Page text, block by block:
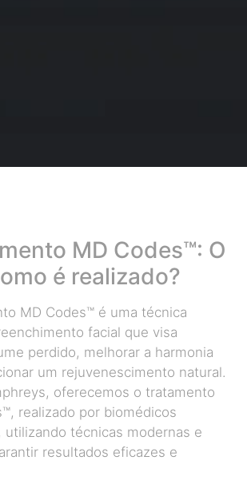
MD Codes™: O
é realizado?
MD Codes™ é uma técnica
facial que visa
perdido, melhorar a harmonia
um rejuvenescimento natural.
oferecemos o tratamento
realizado por biomédicos
utilizando técnicas modernas e
resultados eficazes e